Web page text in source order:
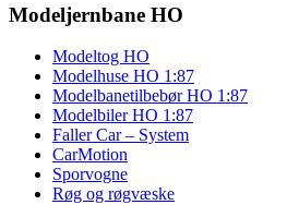
Modeljernbane HO
Modeltog HO
Modelhuse HO 1:87
Modelbanetilbebør HO 1:87
Modelbiler HO 1:87
Faller Car – System
CarMotion
Sporvogne
Røg og røgvæske